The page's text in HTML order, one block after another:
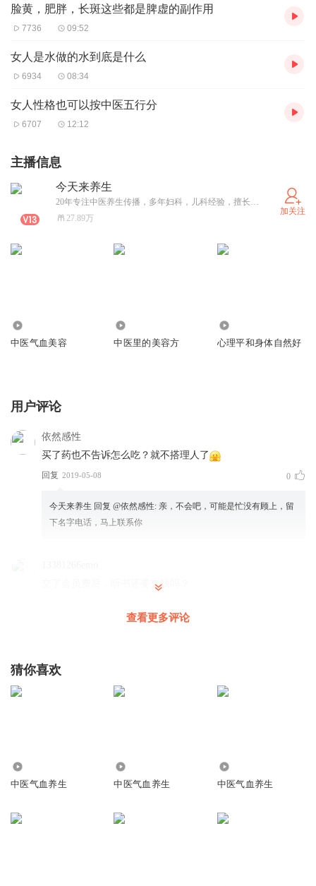
脸黄，肥胖，长斑这些都是脾虚的副作用
7736 09:52
女人是水做的水到底是什么
6934 08:34
女人性格也可以按中医五行分
6707 12:12
主播信息
今天来养生
20年专注中医养生传播，多年妇科，儿科经验，擅长中医结合食疗解决问题，高级营养师
27.89万
加关注
中医气血美容 中医里的美容方 心理平和身体自然好
用户评论
依然感性
买了药也不告诉怎么吃？就不搭理人了
回复 2019-05-08 0
今天来养生 回复 @依然感性: 亲，不会吧，可能是忙没有顾上，留
下名字电话，马上联系你
交了会员费后，听书还要交钱吗？
查看更多评论
猜你喜欢
中医气血养生 中医气血养生 中医气血养生